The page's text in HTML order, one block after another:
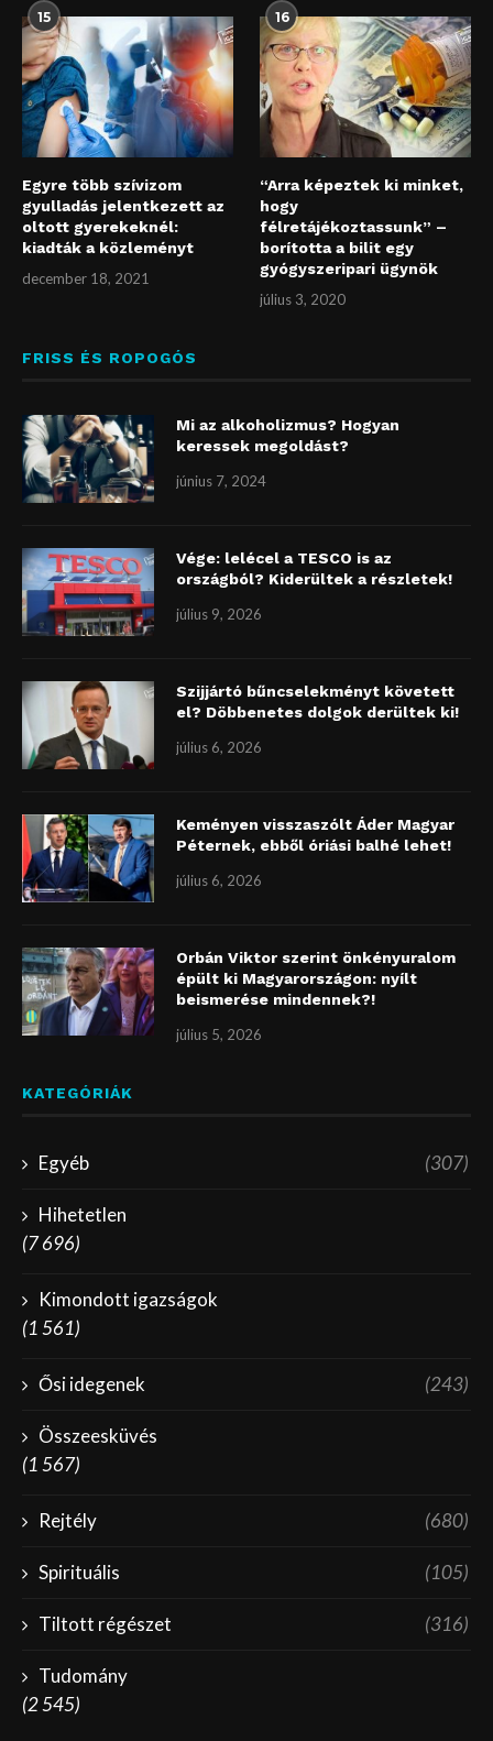
15
Egyre több szívizom
gyulladás jelentkezett az
oltott gyerekeknél:
kiadták a közleményt
december 18, 2021
16
“Arra képeztek ki minket,
hogy
félretájékoztassunk” –
borította a bilit egy
gyógyszeripari ügynök
július 3, 2020
FRISS ÉS ROPOGÓS
Mi az alkoholizmus? Hogyan
keressek megoldást?
június 7, 2024
Vége: lelécel a TESCO is az
országból? Kiderültek a részletek!
július 9, 2026
Szijjártó bűncselekményt követett
el? Döbbenetes dolgok derültek ki!
július 6, 2026
Keményen visszaszólt Áder Magyar
Péternek, ebből óriási balhé lehet!
július 6, 2026
Orbán Viktor szerint önkényuralom
épült ki Magyarországon: nyílt
beismerése mindennek?!
július 5, 2026
KATEGÓRIÁK
Egyéb (307)
Hihetetlen
(7 696)
Kimondott igazságok
(1 561)
Ősi idegenek (243)
Összeesküvés
(1 567)
Rejtély (680)
Spirituális (105)
Tiltott régészet (316)
Tudomány
(2 545)